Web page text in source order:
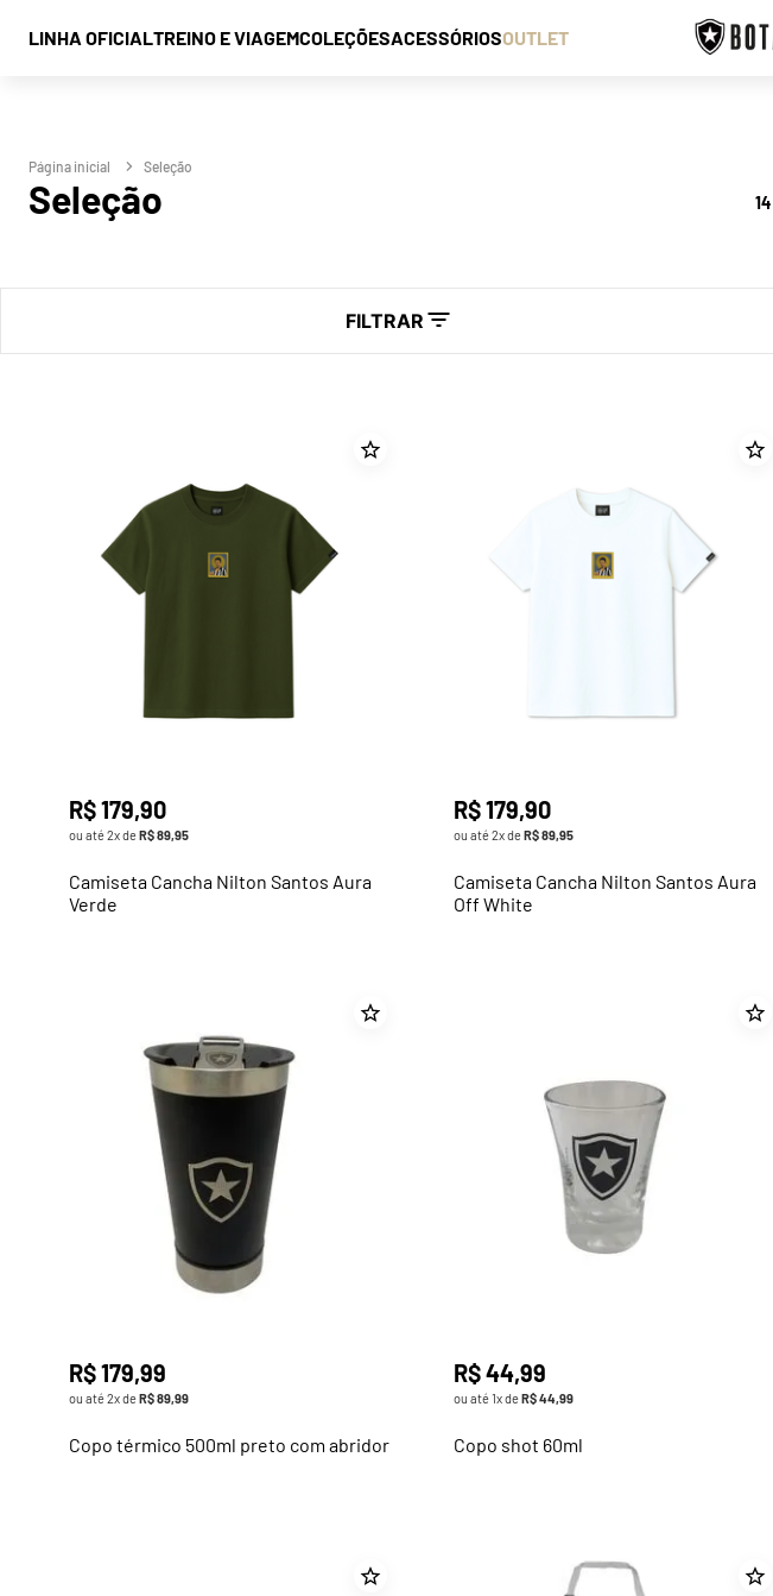
LINHA OFICIALTREINO E VIAGEMCOLEÇÕESACESSÓRIOSOUTLET
Seleção
Seleção 14
FILTRAR
R$179,90
ou até2x deR$89,95
Camiseta Cancha Nilton Santos Aura
Verde
R$179,90
ou até2x deR$89,95
Camiseta Cancha Nilton Santos Aura
Off White
R$179,99
ou até2x deR$89,99
Copo térmico 500ml preto com abridor
R$44,99
ou até1x deR$44,99
Copo shot 60ml